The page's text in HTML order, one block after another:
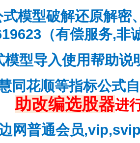
式模型破解还原解密
（有偿服务,非
模型导入使用帮助说
同花顺等指标公式
助改编选股器进
网普通会员